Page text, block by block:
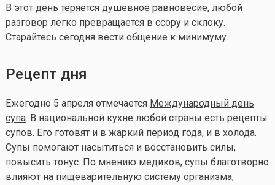
В этот день теряется душевное равновесие, любой
разговор легко превращается в ссору и склоку.
Старайтесь сегодня вести общение к минимуму.
Рецепт дня
Ежегодно 5 апреля отмечается Международный день
супа. В национальной кухне любой страны есть рецепты
супов. Его готовят и в жаркий период года, и в холода.
Супы помогают насытиться и восстановить силы,
повысить тонус. По мнению медиков, супы благотворно
влияют на пищеварительную систему организма,